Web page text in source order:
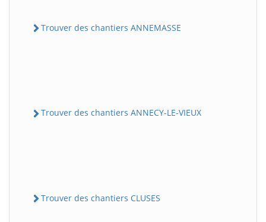
Trouver des chantiers ANNEMASSE
Trouver des chantiers ANNECY-LE-VIEUX
Trouver des chantiers CLUSES